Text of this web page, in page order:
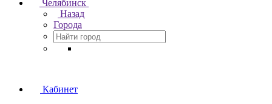
Челябинск
Назад
Города
Кабинет